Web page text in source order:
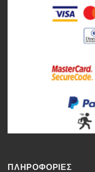
ΠΛΗΡΟΦΟΡΙΕΣ